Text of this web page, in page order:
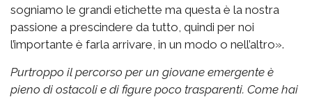
sogniamo le grandi etichette ma questa è la nostra
passione a prescindere da tutto, quindi per noi
l’importante è farla arrivare, in un modo o nell’altro».
Purtroppo il percorso per un giovane emergente è
pieno di ostacoli e di figure poco trasparenti. Come hai